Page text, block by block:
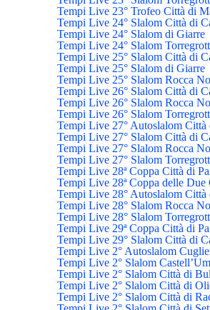
Tempi Live 23° Trofeo Città di
Tempi Live 24° Slalom Città di
Tempi Live 24° Slalom di Giarre
Tempi Live 24° Slalom
Tempi Live 25° Slalom Città di
Tempi Live 25° Slalom di Giarre
Tempi Live 25° Slalom Rocca
Tempi Live 26° Slalom Città di
Tempi Live 26° Slalom Rocca
Tempi Live 26° Slalom
Tempi Live 27° Autoslalom
Tempi Live 27° Slalom Città di
Tempi Live 27° Slalom Rocca
Tempi Live 27° Slalom
Tempi Live 28ª Coppa Città di
Tempi Live 28ª Coppa delle Due
Tempi Live 28° Autoslalom
Tempi Live 28° Slalom Rocca
Tempi Live 28° Slalom
Tempi Live 29ª Coppa Città di
Tempi Live 29° Slalom Città di
Tempi Live 2° Autoslalom
Tempi Live 2° Slalom
Tempi Live 2° Slalom Città di
Tempi Live 2° Slalom Città di
Tempi Live 2° Slalom Città di